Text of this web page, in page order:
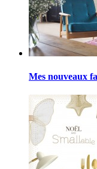
Mes nouveaux